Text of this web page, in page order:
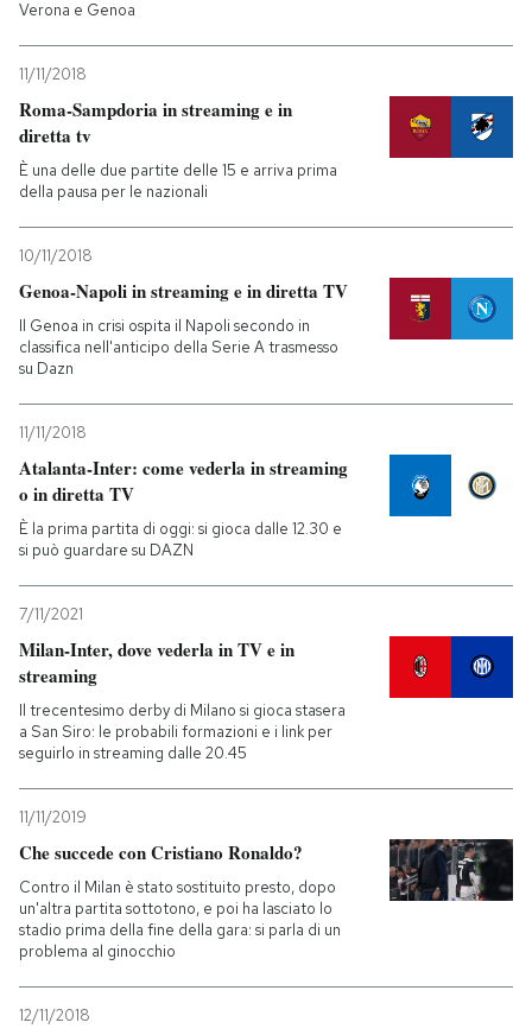
Verona e Genoa
11/11/2018
Roma-Sampdoria in streaming e in
diretta tv
È una delle due partite delle 15 e arriva prima
della pausa per le nazionali
10/11/2018
Genoa-Napoli in streaming e in diretta TV
Il Genoa in crisi ospita il Napoli secondo in
classifica nell'anticipo della Serie A trasmesso
su Dazn
11/11/2018
Atalanta-Inter: come vederla in streaming
o in diretta TV
È la prima partita di oggi: si gioca dalle 12.30 e
si può guardare su DAZN
7/11/2021
Milan-Inter, dove vederla in TV e in
streaming
Il trecentesimo derby di Milano si gioca stasera
a San Siro: le probabili formazioni e i link per
seguirlo in streaming dalle 20.45
11/11/2019
Che succede con Cristiano Ronaldo?
Contro il Milan è stato sostituito presto, dopo
un'altra partita sottotono, e poi ha lasciato lo
stadio prima della fine della gara: si parla di un
problema al ginocchio
12/11/2018